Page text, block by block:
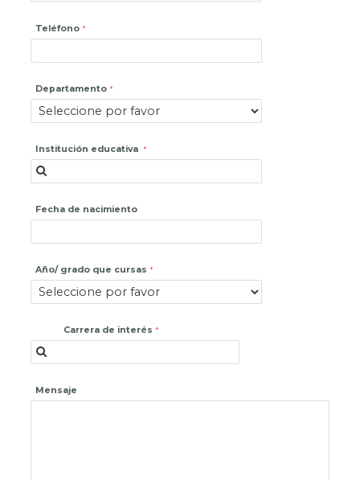
Teléfono
Departamento
Institución educativa
Fecha de nacimiento
Año/ grado que cursas
Carrera de interés
Mensaje